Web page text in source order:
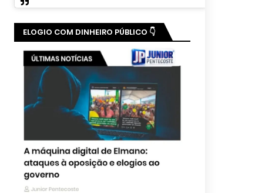
ELOGIO COM DINHEIRO PÚBLICO 👇